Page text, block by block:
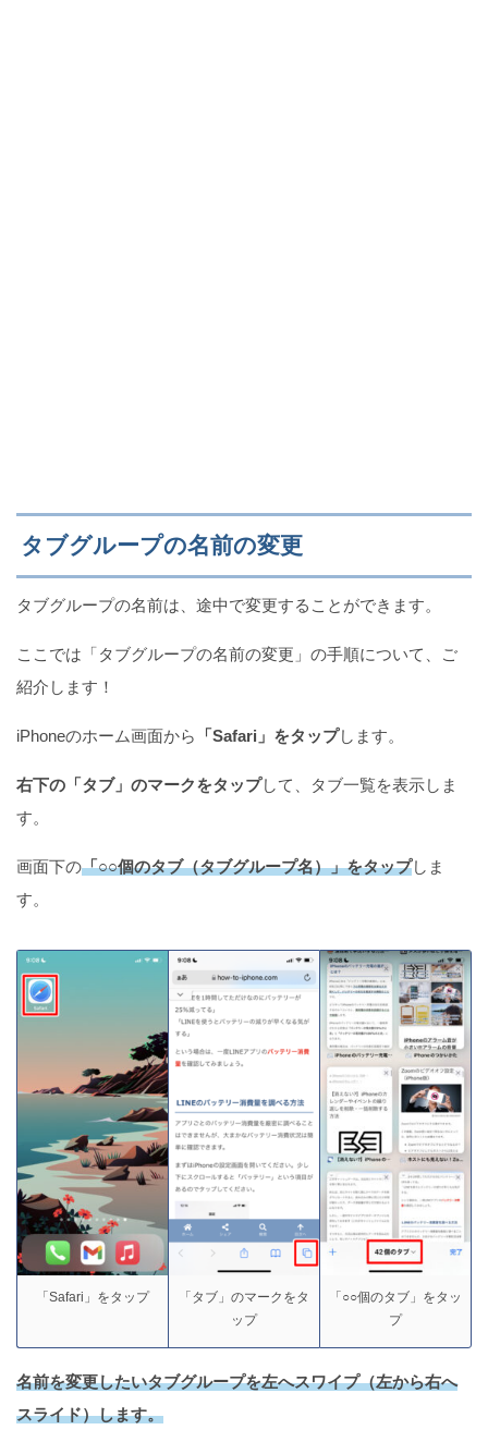
タブグループの名前の変更
タブグループの名前は、途中で変更することができます。
ここでは「タブグループの名前の変更」の手順について、ご
紹介します！
iPhoneのホーム画面から 「Safari」をタップします。
右下の「タブ」のマークをタップして、タブ一覧を表示しま
す。
画面下の「○○個のタブ（タブグループ名）」をタップしま
す。
「Safari」をタップ
「タブ」のマークをタ
ップ
「○○個のタブ」をタッ
プ
名前を変更したいタブグループを左へスワイプ（左から右へ
スライド）します。